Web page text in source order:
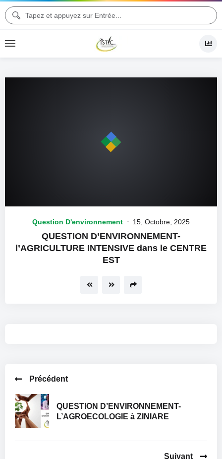
Question D'environnement 15, Octobre, 2025
QUESTION D’ENVIRONNEMENT-
l’AGRICULTURE INTENSIVE dans le CENTRE
EST
Précédent
QUESTION D’ENVIRONNEMENT-
L’AGROECOLOGIE à ZINIARE
Suivant